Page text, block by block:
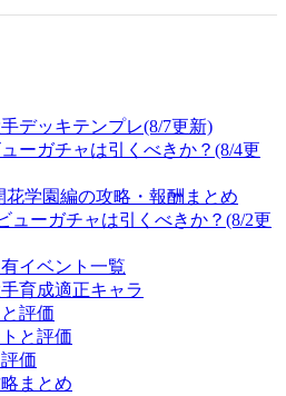
デッキテンプレ(8/7更新)
ーガチャは引くべきか？(8/4更
学園編の攻略・報酬まとめ
ューガチャは引くべきか？(8/2更
イベント一覧
育成適正キャラ
評価
と評価
価
まとめ